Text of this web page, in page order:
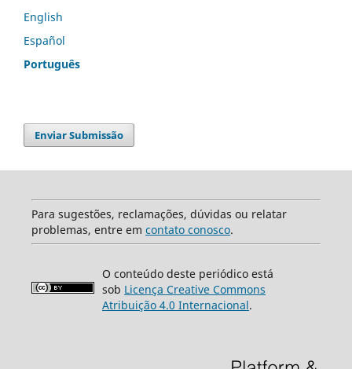
English
Español
Português
Enviar Submissão
Para sugestões, reclamações, dúvidas ou relatar
problemas, entre em contato conosco.
O conteúdo deste periódico está
sob Licença Creative Commons
Atribuição 4.0 Internacional.